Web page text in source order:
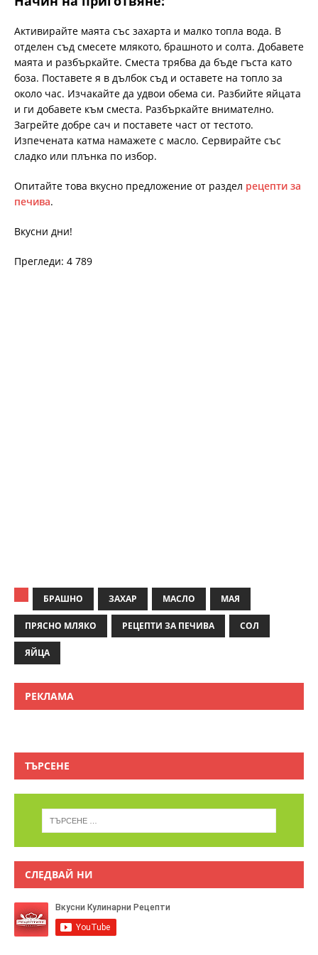
Активирайте маята със захарта и малко топла вода. В
отделен съд смесете млякото, брашното и солта. Добавете
маята и разбъркайте. Сместа трябва да бъде гъста като
боза. Поставете я в дълбок съд и оставете на топло за
около час. Изчакайте да удвои обема си. Разбийте яйцата
и ги добавете към сместа. Разбъркайте внимателно.
Загрейте добре сач и поставете част от тестото.
Изпечената катма намажете с масло. Сервирайте със
сладко или плънка по избор.
Опитайте това вкусно предложение от раздел рецепти за
печива.
Вкусни дни!
Прегледи: 4 789
БРАШНО ЗАХАР МАСЛО МАЯ
ПРЯСНО МЛЯКО РЕЦЕПТИ ЗА ПЕЧИВА СОЛ
ЯЙЦА
РЕКЛАМА
ТЪРСЕНЕ
СЛЕДВАЙ НИ